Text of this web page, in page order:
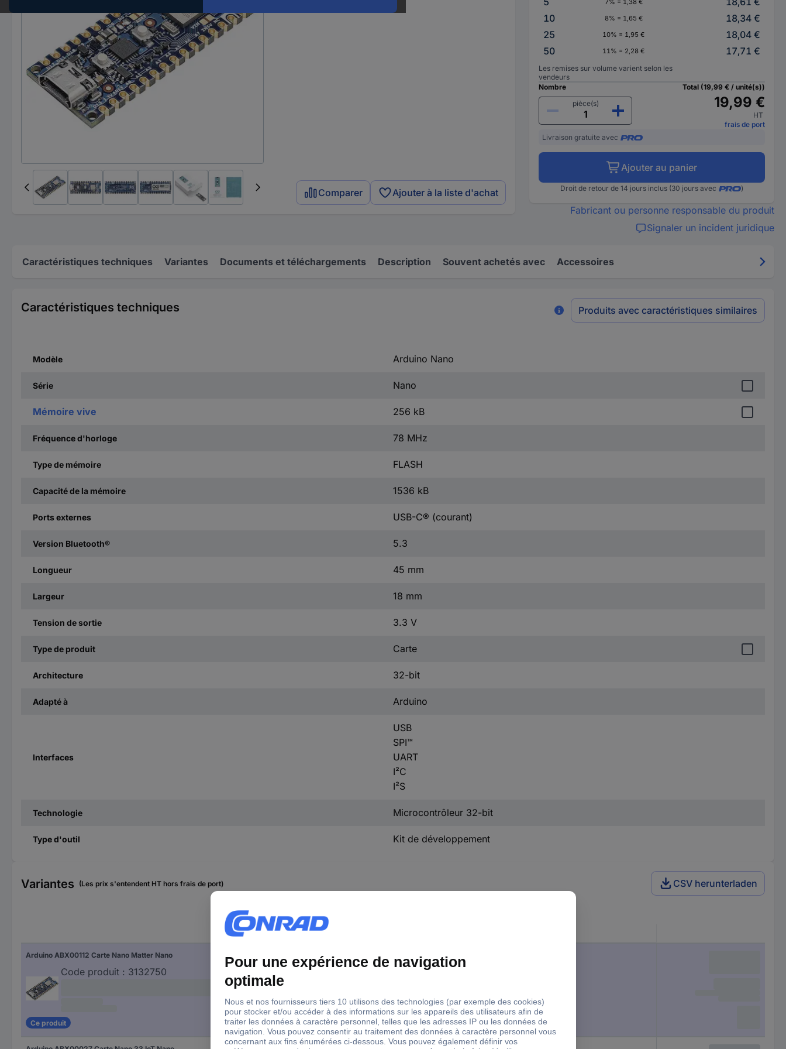
Comparer Ajouter à la liste d'achat
7% = 1,38 €
10
8% = 1,65 €
18,34 €
25
10% = 1,95 €
18,04 €
50
11% = 2,28 € 17,71 €
Les remises sur volume varient selon les
vendeurs
Nombre
pièce(s)
Total (19,99 € / unité(s))
19,99 €
HT
frais de port
Livraison gratuite avec
Ajouter au panier
Droit de retour de 14 jours inclus (30 jours avec )
Fabricant ou personne responsable du produit
Signaler un incident juridique
Caractéristiques techniques Variantes Documents et téléchargements Description Souvent achetés avec Accessoires
Caractéristiques techniques Produits avec caractéristiques similaires
Modèle Arduino Nano
Série Nano
Mémoire vive 256 kB
Fréquence d'horloge 78 MHz
Type de mémoire FLASH
Capacité de la mémoire 1536 kB
Ports externes USB-C® (courant)
Version Bluetooth® 5.3
Longueur 45 mm
Largeur 18 mm
Tension de sortie 3.3 V
Type de produit Carte
Architecture 32-bit
Adapté à Arduino
Interfaces
USB
SPI™
UART
I²C
I²S
Technologie Microcontrôleur 32-bit
Type d'outil Kit de développement
Variantes (Les prix s'entendent HT hors frais de port) CSV herunterladen
Série
Arduino ABX00112 Carte Nano Matter Nano
Code produit : 3132750
Ce produit